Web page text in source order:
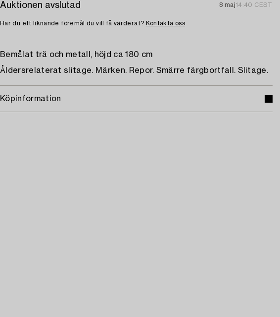
Auktionen avslutad 8 maj14:40 CEST
Har du ett liknande föremål du vill få värderat? Kontakta oss
Bemålat trä och metall, höjd ca 180 cm
Åldersrelaterat slitage. Märken. Repor. Smärre färgbortfall. Slitage.
Köpinformation